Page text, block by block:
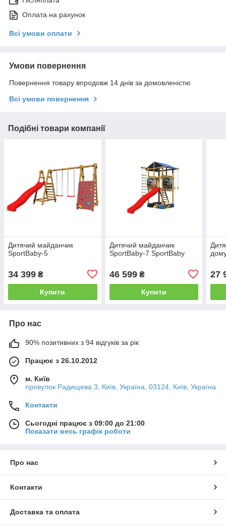
Оплата на рахунок
Всі умови оплати
Умови повернення
Повернення товару впродовж 14 днів за домовленістю
Всі умови повернення
Подібні товари компанії
Дитячий майданчик
SportBaby-5
34 399 ₴
Купити
Дитячий майданчик
SportBaby-7 SportBaby
46 599₴
Купити
27
Про нас
90% позитивних з 94 відгуків за рік
Працює з 26.10.2012
м. Київ
провулок Радищева 3, Київ, Україна, 03124, Київ, Україна
Контакти
Сьогодні працює з 09:00 до 21:00
Показати весь графік роботи
Про нас
Контакти
Доставка та оплата